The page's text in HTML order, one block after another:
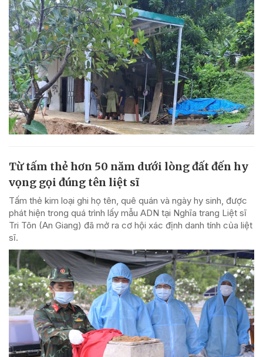
Từ tấm thẻ hơn 50 năm dưới lòng đất đến hy
vọng gọi đúng tên liệt sĩ
Tấm thẻ kim loại ghi họ tên, quê quán và ngày hy sinh, được
phát hiện trong quá trình lấy mẫu ADN tại Nghĩa trang Liệt sĩ
Tri Tôn (An Giang) đã mở ra cơ hội xác định danh tính của liệt
sĩ.